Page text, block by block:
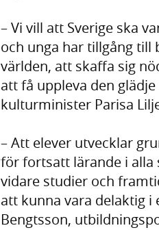
– Vi vill att Sverige ska
och unga har tillgång till
världen, att skaffa sig
att få uppleva den
kulturminister Parisa
– Att elever utvecklar
för fortsatt lärande i alla
vidare studier och
att kunna vara delaktig
Bengtsson,